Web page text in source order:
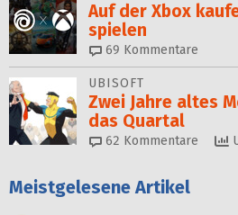
Auf der Xbox
spielen
69 Kommentare
UBISOFT
Zwei Jahre altes
das Quartal
62 Kommentare
Meistgelesene Artikel